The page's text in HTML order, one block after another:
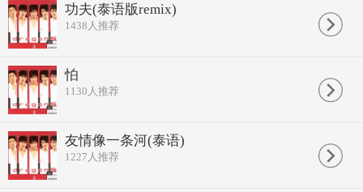
功夫(泰语版remix)
1438 人推荐
怕
1130 人推荐
友情像一条河(泰语)
1227 人推荐